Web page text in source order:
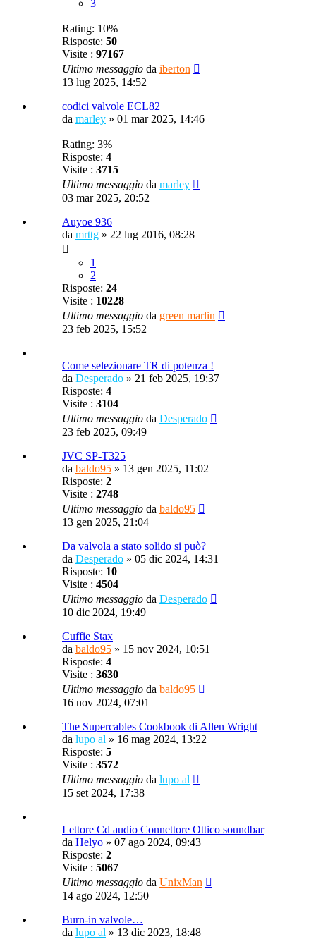
3
Rating: 10%
Risposte: 50
Visite : 97167
Ultimo messaggio da iberton
13 lug 2025, 14:52
codici valvole ECL82
da marley » 01 mar 2025, 14:46
Rating: 3%
Risposte: 4
Visite : 3715
Ultimo messaggio da marley
03 mar 2025, 20:52
Auyoe 936
da mrttg » 22 lug 2016, 08:28
1
2
Risposte: 24
Visite : 10228
Ultimo messaggio da green marlin
23 feb 2025, 15:52
Come selezionare TR di potenza !
da Desperado » 21 feb 2025, 19:37
Risposte: 4
Visite : 3104
Ultimo messaggio da Desperado
23 feb 2025, 09:49
JVC SP-T325
da baldo95 » 13 gen 2025, 11:02
Risposte: 2
Visite : 2748
Ultimo messaggio da baldo95
13 gen 2025, 21:04
Da valvola a stato solido si può?
da Desperado » 05 dic 2024, 14:31
Risposte: 10
Visite : 4504
Ultimo messaggio da Desperado
10 dic 2024, 19:49
Cuffie Stax
da baldo95 » 15 nov 2024, 10:51
Risposte: 4
Visite : 3630
Ultimo messaggio da baldo95
16 nov 2024, 07:01
The Supercables Cookbook di Allen Wright
da lupo al » 16 mag 2024, 13:22
Risposte: 5
Visite : 3572
Ultimo messaggio da lupo al
15 set 2024, 17:38
Lettore Cd audio Connettore Ottico soundbar
da Helyo » 07 ago 2024, 09:43
Risposte: 2
Visite : 5067
Ultimo messaggio da UnixMan
14 ago 2024, 12:50
Burn-in valvole…
da lupo al » 13 dic 2023, 18:48